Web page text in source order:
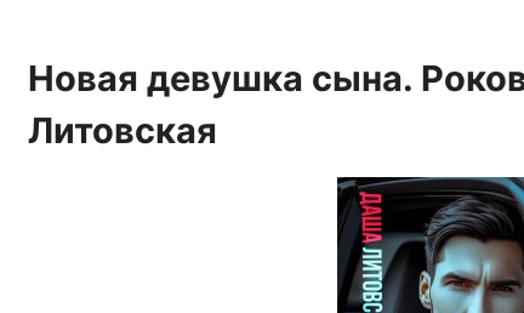
Новая девушка сына.
Литовская